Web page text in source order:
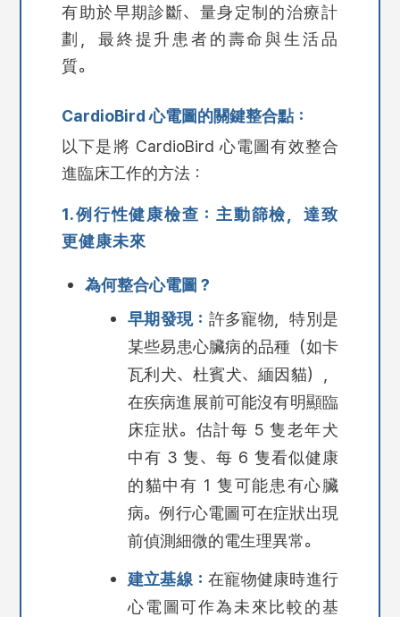
有助於早期診斷、量身定制的治療計
劃，最終提升患者的壽命與生活品
質。
CardioBird 心電圖的關鍵整合點：
以下是將 CardioBird 心電圖有效整合
進臨床工作的方法：
1.例行性健康檢查：主動篩檢，達致
更健康未來
為何整合心電圖？
早期發現： 許多寵物，特別是
某些易患心臟病的品種（如卡
瓦利犬、杜賓犬、緬因貓），
在疾病進展前可能沒有明顯臨
床症狀。估計每 5 隻老年犬
中有 3 隻、每 6 隻看似健康
的貓中有 1 隻可能患有心臟
病。例行心電圖可在症狀出現
前偵測細微的電生理異常。
建立基線：在寵物健康時進行
心電圖可作為未來比較的基